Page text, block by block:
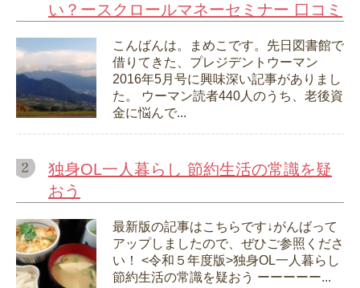
い？ースクロールマネーセミナー 口コミ
こんばんは。まめこです。先日図書館で
借りてきた、プレジデントウーマン
2016年5月号に興味深い記事がありまし
た。 ウーマン読者440人のうち、老後資
金に悩んで...
独身OL一人暮らし 節約生活の常識を疑
おう
最新版の記事はこちらです↓がんばって
アップしましたので、ぜひご参照くださ
い！ <令和５年度版>独身OL一人暮らし
節約生活の常識を疑おう ーーーーー...